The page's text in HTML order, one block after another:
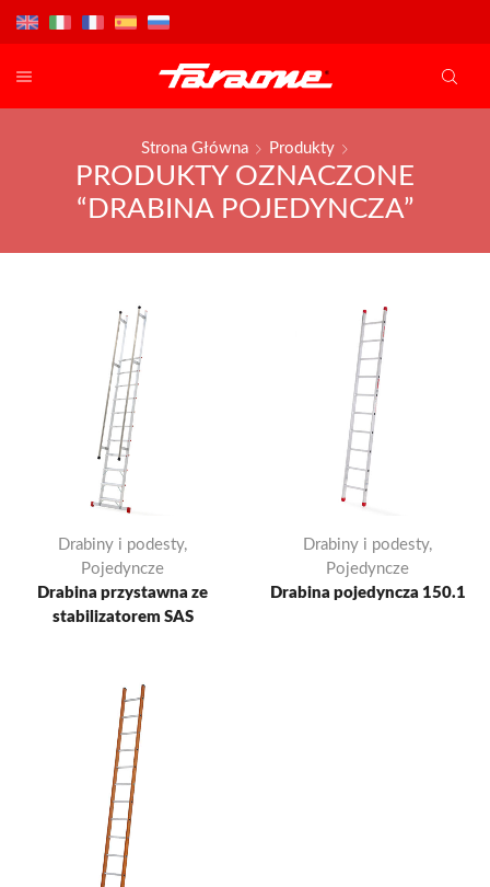
Strona Główna Produkty
PRODUKTY OZNACZONE
“DRABINA POJEDYNCZA”
Drabiny i podesty,
Pojedyncze
Drabina przystawna ze
stabilizatorem SAS
Drabiny i podesty,
Pojedyncze
Drabina pojedyncza 150.1